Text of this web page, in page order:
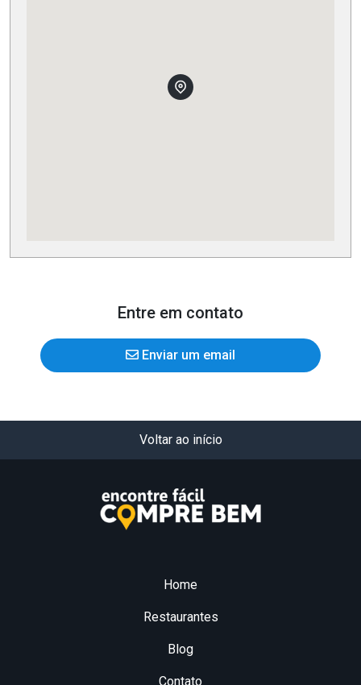
Entre em contato
Enviar um email
Voltar ao início
Home
Restaurantes
Blog
Contato